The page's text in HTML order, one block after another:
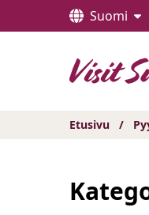
sisältöön
Suomi
Etusivu /